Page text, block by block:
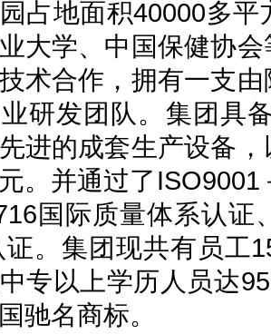
占地面积40000多
大学、中国保健协
术合作，拥有一支
研发团队。集团具
进的成套生产设备
。并通过了
国际质量体系认证
证。集团现共有员工
专以上学历人员达
驰名商标。